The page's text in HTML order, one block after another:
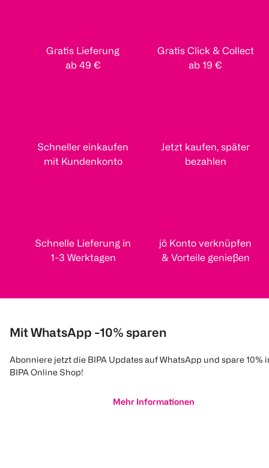
Gratis Lieferung
ab 49 €
Gratis Click & Collect
ab 19 €
Schneller einkaufen
mit Kundenkonto
Jetzt kaufen, später
bezahlen
Schnelle Lieferung in
1-3 Werktagen
jö Konto verknüpfen
& Vorteile genießen
Mit WhatsApp -10% sparen
Abonniere jetzt die BIPA Updates auf WhatsApp und spare 10%
BIPA Online Shop!
Mehr Informationen